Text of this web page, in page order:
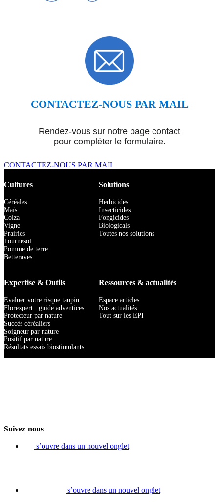
CONTACTEZ-NOUS PAR MAIL
Rendez-vous sur notre page contact
pour compléter le formulaire.
CONTACTEZ-NOUS PAR MAIL
Cultures
Céréales
Maïs
Colza
Vigne
Prairies
Tournesol
Pomme de terre
Betteraves
Solutions
Herbicides
Insecticides
Fongicides
Biologicals
Toutes nos solutions
Expertise & Outils
Evaluer votre risque taupin
Florexpert : guide adventices
Protecteur par nature
Succès céréaliers
Soigneur par nature
Positif par nature
Résultats essais biostimulants
Ressources & actualités
Espace articles
Nos actualités
Tout sur les EPI
Suivez-nous
s’ouvre dans un nouvel onglet
s’ouvre dans un nouvel onglet